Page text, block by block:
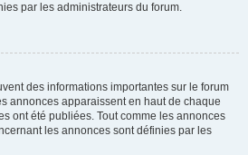
par les administrateurs du forum.
des informations importantes sur le forum
annonces apparaissent en haut de chaque
ont été publiées. Tout comme les annonces
les annonces sont définies par les